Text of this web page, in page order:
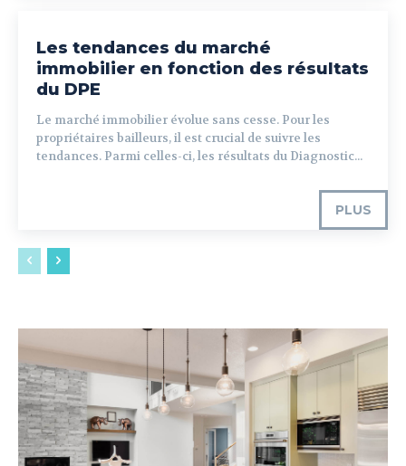
Les tendances du marché
immobilier en fonction des résultats
du DPE
Le marché immobilier évolue sans cesse. Pour les
propriétaires bailleurs, il est crucial de suivre les
tendances. Parmi celles-ci, les résultats du Diagnostic...
PLUS